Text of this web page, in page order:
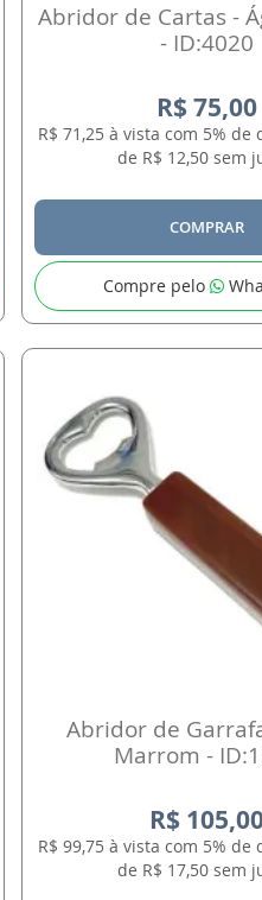
Abridor de Cartas -
- ID:4020
R$ 75,00
R$ 71,25 à vista com 5% de
de R$ 12,50 sem
COMPRAR
Compre pelo
Abridor de
Marrom -
R$
R$ 99,75 à vista com 5% de
de R$ 17,50 sem